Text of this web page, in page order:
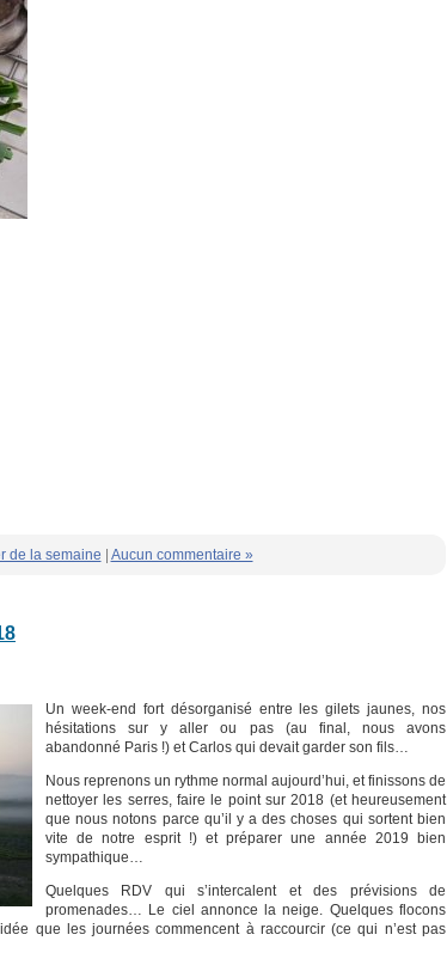
de la semaine Aucun commentaire »
Un week-end fort désorganisé entre les gilets jaunes, nos
hésitations sur y aller ou pas (au final, nous avons
abandonné Paris !) et Carlos qui devait garder son fils…
Nous reprenons un rythme normal aujourd’hui, et finissons de
nettoyer les serres, faire le point sur 2018 (et heureusement
que nous notons parce qu’il y a des choses qui sortent bien
vite de notre esprit !) et préparer une année 2019 bien
sympathique…
Quelques RDV qui s’intercalent et des prévisions de
promenades… Le ciel annonce la neige. Quelques flocons
que les journées commencent à raccourcir (ce qui n’est pas